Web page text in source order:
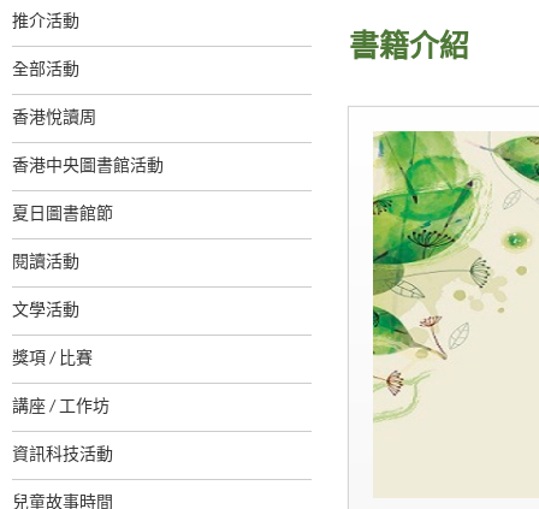
推介活動
全部活動
香港悅讀周
香港中央圖書館活動
夏日圖書館節
閱讀活動
文學活動
獎項 / 比賽
講座 / 工作坊
資訊科技活動
兒童故事時間
書籍介紹